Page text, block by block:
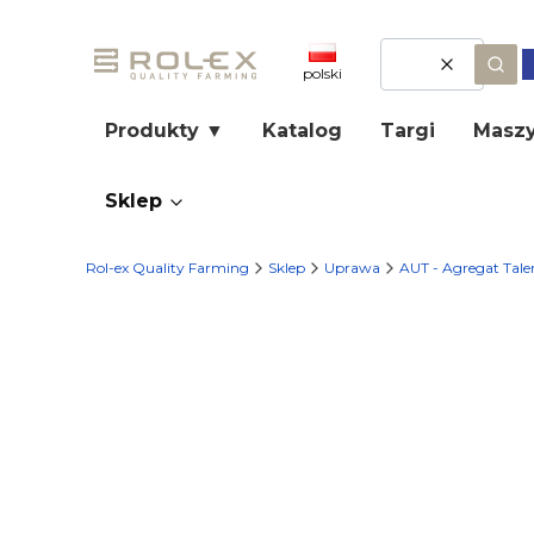
polski Wyczyść
Produkty ▼ Katalog Targi
Sklep
Rol-ex Quality Farming Sklep Uprawa AUT - Agregat